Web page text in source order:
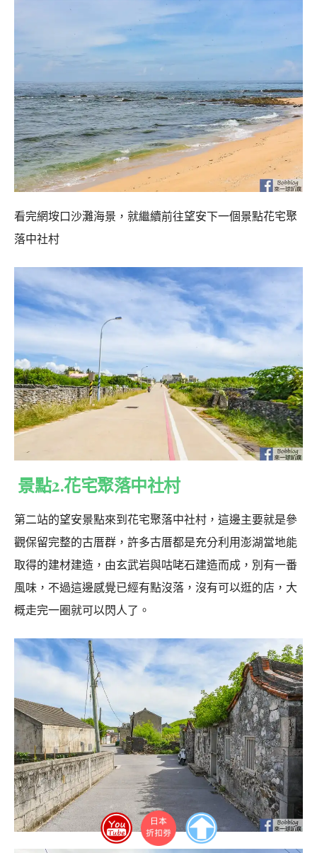
看完網垵口沙灘海景，就繼續前往望安下一個景點花宅聚
落中社村
景點2.花宅聚落中社村
第二站的望安景點來到花宅聚落中社村，這邊主要就是參
觀保留完整的古厝群，許多古厝都是充分利用澎湖當地能
取得的建材建造，由玄武岩與咕咾石建造而成，別有一番
風味，不過這邊感覺已經有點沒落，沒有可以逛的店，大
概走完一圈就可以閃人了。